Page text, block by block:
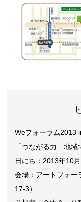
Weフォーラム2013
「つながる力 地域
日にち：2013年10
会場：アートフォー
17-3）